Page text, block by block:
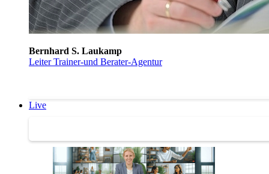
Bernhard S. Laukamp
Leiter Trainer-und Berater-Agentur
Live